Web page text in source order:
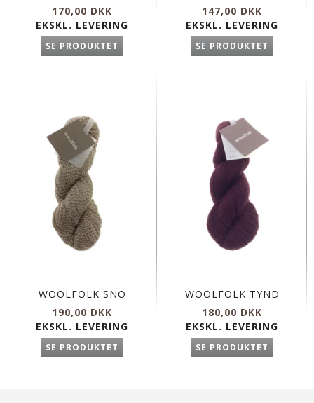
170,00 DKK
EKSKL. LEVERING
SE PRODUKTET
147,00 DKK
EKSKL. LEVERING
SE PRODUKTET
WOOLFOLK SNO
190,00 DKK
EKSKL. LEVERING
SE PRODUKTET
WOOLFOLK TYND
180,00 DKK
EKSKL. LEVERING
SE PRODUKTET